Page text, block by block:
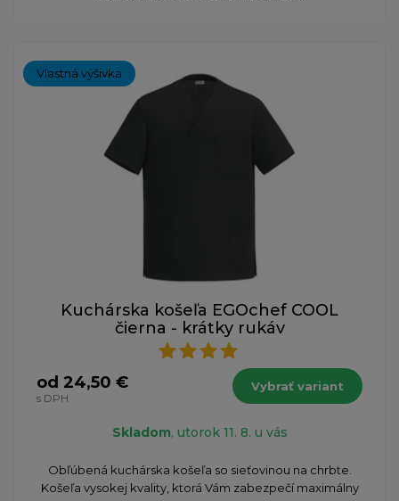
Vlastná výšivka
Kuchárska košeľa EGOchef COOL
čierna - krátky rukáv
od 24,50 €
s DPH
Vybrať variant
Skladom, utorok 11. 8. u vás
Obľúbená kuchárska košeľa so sieťovinou na chrbte.
Košeľa vysokej kvality, ktorá Vám zabezpečí maximálny